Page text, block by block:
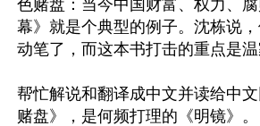
色赌盘：当今中国财富、权力、
幕》就是个典型的例子。沈栋说
动笔了，而这本书打击的重点是温
帮忙解说和翻译成中文并读给中
赌盘》，是何频打理的《明镜》。